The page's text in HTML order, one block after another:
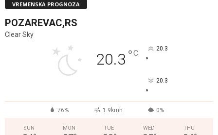
VREMENSKA PROGNOZA
POZAREVAC,RS
Clear Sky
20.3 °C 20.3
°
20.3
°
76% 1.9kmh 0%
SUN MON TUE WED THU